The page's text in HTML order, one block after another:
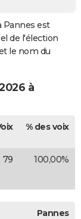
Pannes est
de l'élection
le nom du
à
% des voix
79 100,00%
Pannes